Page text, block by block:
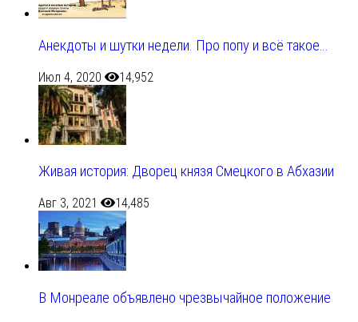
Анекдоты и шутки недели. Про попу и всё такое…
Июл 4, 2020 14,952
Живая история: Дворец князя Смецкого в Абхазии
Авг 3, 2021 14,485
В Монреале объявлено чрезвычайное положение